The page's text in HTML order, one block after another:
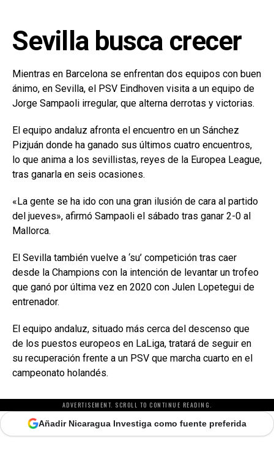
Sevilla busca crecer
Mientras en Barcelona se enfrentan dos equipos con buen
ánimo, en Sevilla, el PSV Eindhoven visita a un equipo de
Jorge Sampaoli irregular, que alterna derrotas y victorias.
El equipo andaluz afronta el encuentro en un Sánchez
Pizjuán donde ha ganado sus últimos cuatro encuentros,
lo que anima a los sevillistas, reyes de la Europea League,
tras ganarla en seis ocasiones.
«La gente se ha ido con una gran ilusión de cara al partido
del jueves», afirmó Sampaoli el sábado tras ganar 2-0 al
Mallorca.
El Sevilla también vuelve a ‘su’ competición tras caer
desde la Champions con la intención de levantar un trofeo
que ganó por última vez en 2020 con Julen Lopetegui de
entrenador.
El equipo andaluz, situado más cerca del descenso que
de los puestos europeos en LaLiga, tratará de seguir en
su recuperación frente a un PSV que marcha cuarto en el
campeonato holandés.
ADVERTISEMENT. SCROLL TO CONTINUE READING.
Añadir Nicaragua Investiga como fuente preferida